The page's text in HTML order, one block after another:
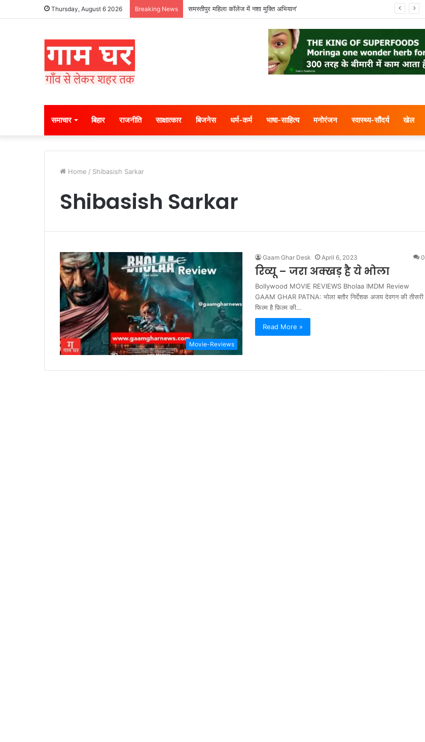
Thursday, August 6 2026 Breaking News समस्तीपुर महिला कॉलेज में नशा मुक्ति अभियान’
समाचार बिहार राजनीति साक्षात्कार बिजनेस धर्म-कर्म भाषा-साहित्य मनोरंजन स्वास्थ्य-सौंदर्य खेल
Home / Shibasish Sarkar
Shibasish Sarkar
Movie-Reviews
Gaam Ghar Desk April 6, 2023 0
रिव्यू – जरा अक्खड़ है ये भोला
Bollywood MOVIE REVIEWS Bholaa IMDM Review
GAAM GHAR PATNA: भोला बतौर निर्देशक अजय देवगन की तीसरी
फिल्म है फ़िल्म की…
Read More »